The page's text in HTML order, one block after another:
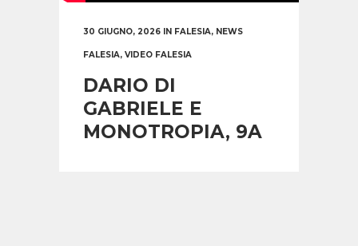
30 GIUGNO, 2026 IN FALESIA, NEWS
FALESIA, VIDEO FALESIA
DARIO DI
GABRIELE E
MONOTROPIA, 9A